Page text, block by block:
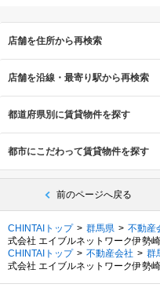
店舗を住所から再検索
店舗を沿線・最寄り駅から再検索
都道府県別に賃貸物件を探す
都市にこだわって賃貸物件を探す
前のページへ戻る
CHINTAIトップ 群馬県 不動産
式会社 エイブルネットワーク伊勢
CHINTAIトップ
不動産会社 群
式会社 エイブルネットワーク伊勢